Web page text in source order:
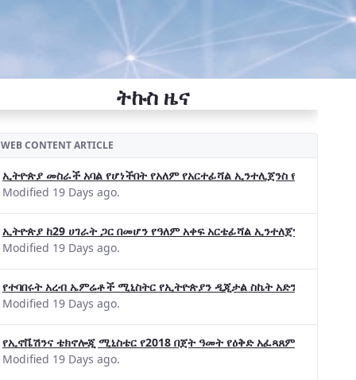
ትኩስ ዜና
WEB CONTENT ARTICLE
ኢትዮጵያ መስራች አባል የሆነችበት የአለም የአርተፊሻል ኢንተሊጀንስ የትብብር
Modified 19 Days ago.
ኢትዮጵያ ከ29 ሀገራት ጋር በመሆን የዓለም አቀፍ አርቴፊሻል ኢንተለጀንስ ትብብር
Modified 19 Days ago.
የተባበሩት አረብ ኤምሬቶች ሚኒስትር የኢትዮጵያን ዲጂታል ስኬት አድንቀዋል
Modified 19 Days ago.
የኢኖቬሽንና ቴክኖሎጂ ሚኒስቴር የ2018 በጀት ዓመት የዕቅድ አፈጻጸምና የቀጣይ
Modified 19 Days ago.